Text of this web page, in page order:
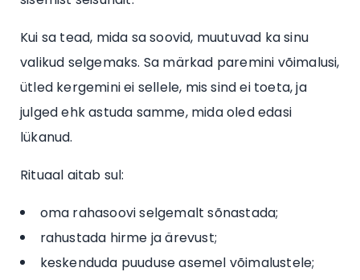
Kui sa tead, mida sa soovid, muutuvad ka sinu
valikud selgemaks. Sa märkad paremini võimalusi,
ütled kergemini ei sellele, mis sind ei toeta, ja
julged ehk astuda samme, mida oled edasi
lükanud.
Rituaal aitab sul:
oma rahasoovi selgemalt sõnastada;
rahustada hirme ja ärevust;
keskenduda puuduse asemel võimalustele;